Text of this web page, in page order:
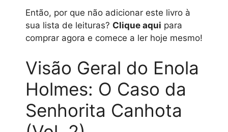
Então, por que não adicionar este livro à
sua lista de leituras? Clique aqui para
comprar agora e comece a ler hoje mesmo!
Visão Geral do Enola
Holmes: O Caso da
Senhorita Canhota